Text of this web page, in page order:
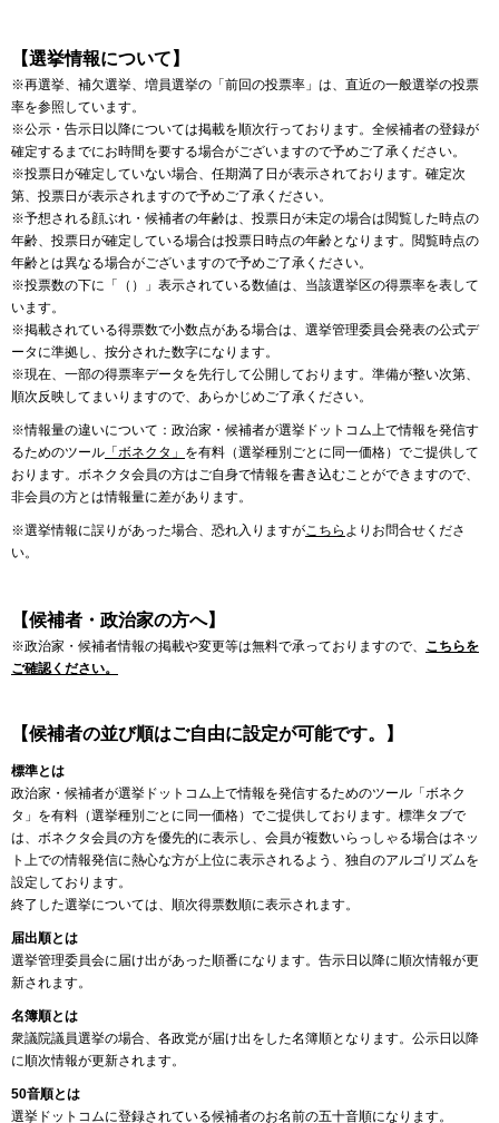
【選挙情報について】
※再選挙、補欠選挙、増員選挙の「前回の投票率」は、直近の一般選挙の投票
率を参照しています。
※公示・告示日以降については掲載を順次行っております。全候補者の登録が
確定するまでにお時間を要する場合がございますので予めご了承ください。
※投票日が確定していない場合、任期満了日が表示されております。確定次
第、投票日が表示されますので予めご了承ください。
※予想される顔ぶれ・候補者の年齢は、投票日が未定の場合は閲覧した時点の
年齢、投票日が確定している場合は投票日時点の年齢となります。閲覧時点の
年齢とは異なる場合がございますので予めご了承ください。
※投票数の下に「（）」表示されている数値は、当該選挙区の得票率を表して
います。
※掲載されている得票数で小数点がある場合は、選挙管理委員会発表の公式デ
ータに準拠し、按分された数字になります。
※現在、一部の得票率データを先行して公開しております。準備が整い次第、
順次反映してまいりますので、あらかじめご了承ください。
※情報量の違いについて：政治家・候補者が選挙ドットコム上で情報を発信す
るためのツール 「ボネクタ」 を有料（選挙種別ごとに同一価格）でご提供して
おります。ボネクタ会員の方はご自身で情報を書き込むことができますので、
非会員の方とは情報量に差があります。
※選挙情報に誤りがあった場合、恐れ入りますがこちら よりお問合せくださ
い。
【候補者・政治家の方へ】
※政治家・候補者情報の掲載や変更等は無料で承っておりますので、 こちらを
ご確認ください。
【候補者の並び順はご自由に設定が可能です。】
標準とは
政治家・候補者が選挙ドットコム上で情報を発信するためのツール「ボネク
タ」を有料（選挙種別ごとに同一価格）でご提供しております。標準タブで
は、ボネクタ会員の方を優先的に表示し、会員が複数いらっしゃる場合はネッ
ト上での情報発信に熱心な方が上位に表示されるよう、独自のアルゴリズムを
設定しております。
終了した選挙については、順次得票数順に表示されます。
届出順とは
選挙管理委員会に届け出があった順番になります。告示日以降に順次情報が更
新されます。
名簿順とは
衆議院議員選挙の場合、各政党が届け出をした名簿順となります。公示日以降
に順次情報が更新されます。
50音順とは
選挙ドットコムに登録されている候補者のお名前の五十音順になります。